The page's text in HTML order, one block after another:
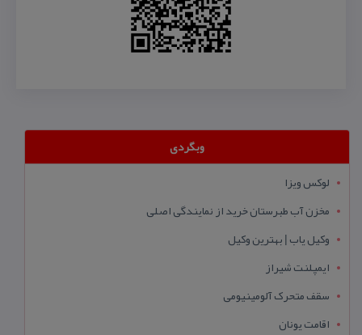
وبگردی
لوکس ویزا
مخزن آب طبرستان خرید از نمایندگی اصلی
وکیل یاب | بهترین وکیل
ایمپلنت شیراز
سقف متحرک آلومینیومی
اقامت یونان